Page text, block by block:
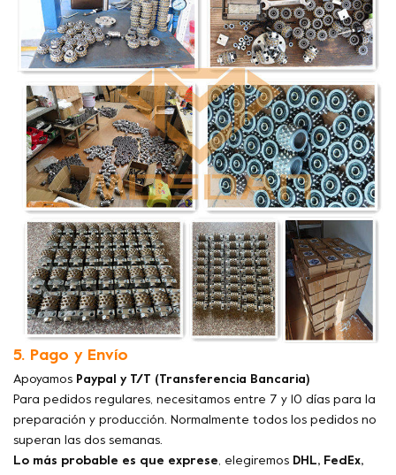
5. Pago y Envío
Apoyamos Paypal y T/T (Transferencia Bancaria)
Para pedidos regulares, necesitamos entre 7 y 10 días para la
preparación y producción. Normalmente todos los pedidos no
superan las dos semanas.
Lo más probable es que exprese, elegiremos DHL, FedEx,